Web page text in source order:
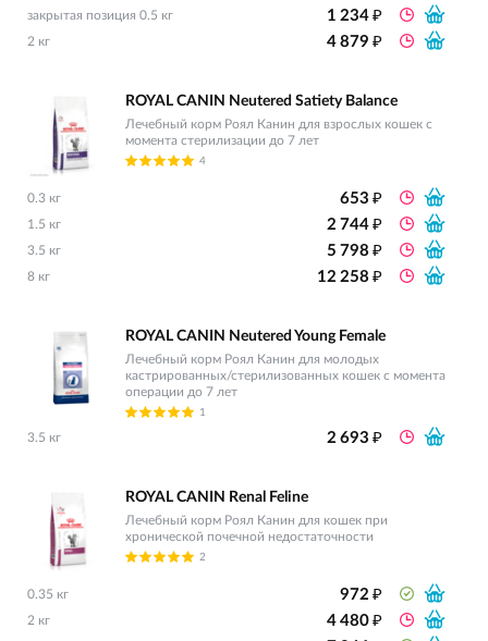
закрытая позиция 0.5 кг 1 234₽
2 кг 4 879₽
ROYAL CANIN Neutered Satiety Balance
Лечебный корм Роял Канин для взрослых кошек с
момента стерилизации до 7 лет
4
0.3 кг 653₽
1.5 кг 2 744₽
3.5 кг 5 798₽
8 кг 12 258₽
ROYAL CANIN Neutered Young Female
Лечебный корм Роял Канин для молодых
кастрированных/стерилизованных кошек с момента
операции до 7 лет
1
3.5 кг 2 693₽
ROYAL CANIN Renal Feline
Лечебный корм Роял Канин для кошек при
хронической почечной недостаточности
2
0.35 кг 972₽
2 кг 4 480₽